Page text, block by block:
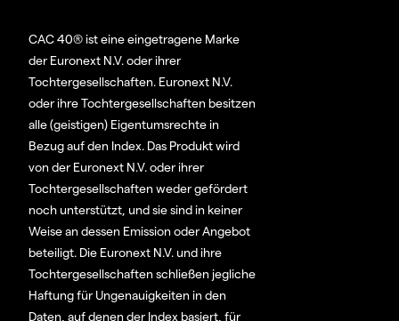
CAC 40® ist eine eingetragene Marke
der Euronext N.V. oder ihrer
Tochtergesellschaften. Euronext N.V.
oder ihre Tochtergesellschaften besitzen
alle (geistigen) Eigentumsrechte in
Bezug auf den Index. Das Produkt wird
von der Euronext N.V. oder ihrer
Tochtergesellschaften weder gefördert
noch unterstützt, und sie sind in keiner
Weise an dessen Emission oder Angebot
beteiligt. Die Euronext N.V. und ihre
Tochtergesellschaften schließen jegliche
Haftung für Ungenauigkeiten in den
Daten, auf denen der Index basiert, für